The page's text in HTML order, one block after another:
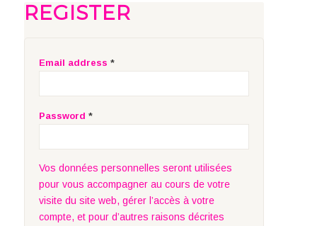
REGISTER
Email address *
Password *
Vos données personnelles seront utilisées
pour vous accompagner au cours de votre
visite du site web, gérer l’accès à votre
compte, et pour d’autres raisons décrites